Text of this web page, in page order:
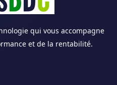
qui vous accompagne
et de la rentabilité.